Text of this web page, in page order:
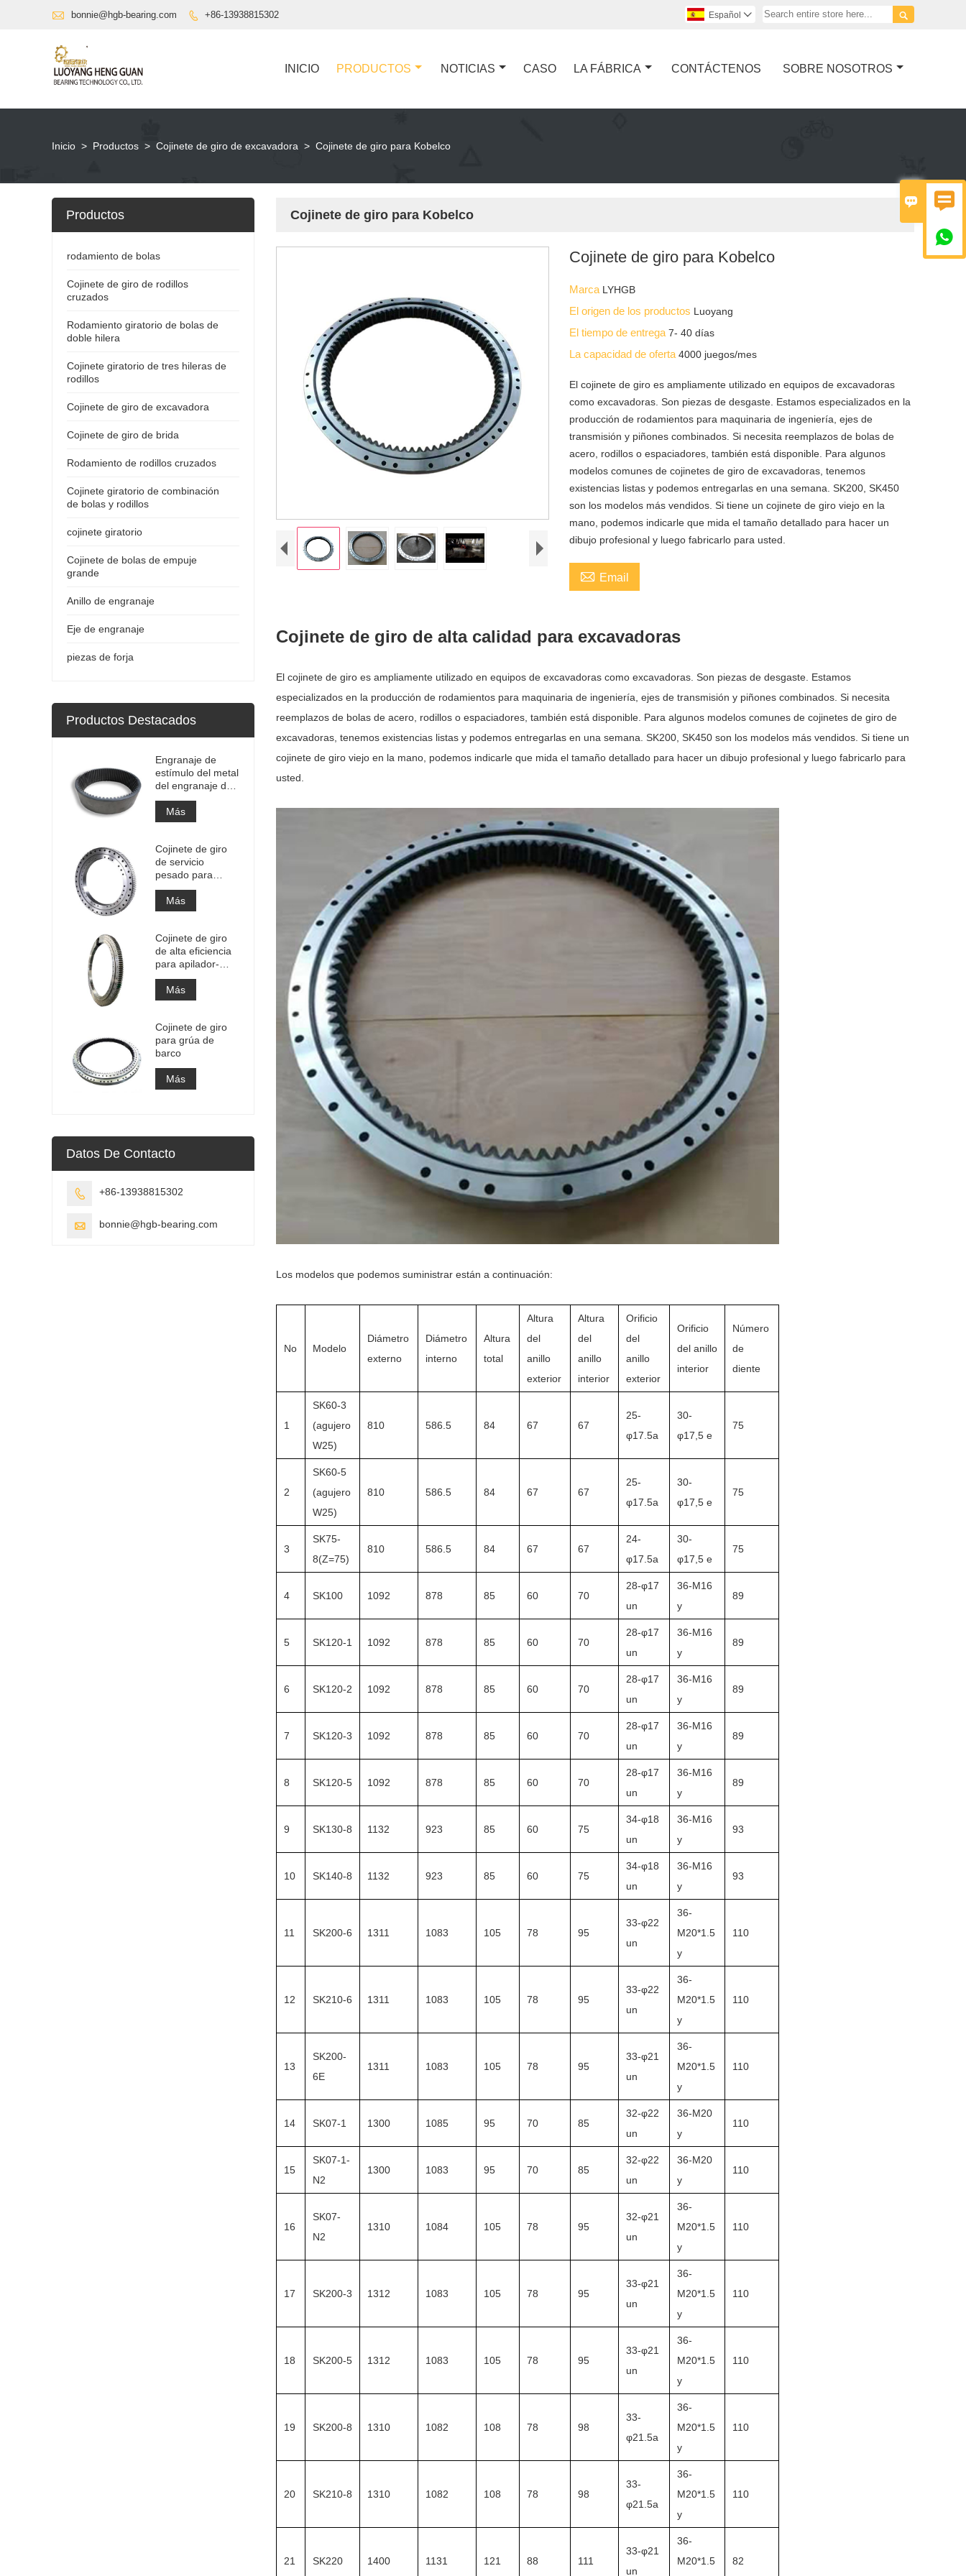
 

 bonnie@hgb-bearing.com  +86-13938815302 
Español 
INICIO PRODUCTOS NOTICIAS CASO LA FÁBRICA CONTÁCTENOS SOBRE NOSOTROS
Inicio > Productos > Cojinete de giro de excavadora > Cojinete de giro para Kobelco
Cojinete de giro para Kobelco
Cojinete de giro para Kobelco
Marca LYHGB
El origen de los productos Luoyang
El tiempo de entrega7- 40 días
La capacidad de oferta4000 juegos/mes
El cojinete de giro es ampliamente utilizado en equipos de excavadoras
como excavadoras. Son piezas de desgaste. Estamos especializados en la
producción de rodamientos para maquinaria de ingeniería, ejes de
transmisión y piñones combinados. Si necesita reemplazos de bolas de
acero, rodillos o espaciadores, también está disponible. Para algunos
modelos comunes de cojinetes de giro de excavadoras, tenemos
existencias listas y podemos entregarlas en una semana. SK200, SK450
son los modelos más vendidos. Si tiene un cojinete de giro viejo en la
mano, podemos indicarle que mida el tamaño detallado para hacer un
dibujo profesional y luego fabricarlo para usted.
 Email
Cojinete de giro de alta calidad para excavadoras
El cojinete de giro es ampliamente utilizado en equipos de excavadoras como excavadoras. Son piezas de desgaste. Estamos
especializados en la producción de rodamientos para maquinaria de ingeniería, ejes de transmisión y piñones combinados. Si necesita
reemplazos de bolas de acero, rodillos o espaciadores, también está disponible. Para algunos modelos comunes de cojinetes de giro de
excavadoras, tenemos existencias listas y podemos entregarlas en una semana. SK200, SK450 son los modelos más vendidos. Si tiene un
cojinete de giro viejo en la mano, podemos indicarle que mida el tamaño detallado para hacer un dibujo profesional y luego fabricarlo para
usted.
Los modelos que podemos suministrar están a continuación:
No Modelo
Diámetro
externo
Diámetro
interno
Altura
total
Altura
del
anillo
exterior
Altura
del
anillo
interior
Orificio
del
anillo
exterior
Orificio
del anillo
interior
Número
de
diente
1
SK60-3
(agujero
W25)
810 586.5 84 67 67
25-
φ17.5a
30-
φ17,5 e
75
2
SK60-5
(agujero
W25)
810 586.5 84 67 67
25-
φ17.5a
30-
φ17,5 e
75
3
SK75-
8(Z=75)
810 586.5 84 67 67
24-
φ17.5a
30-
φ17,5 e
75
4 SK100 1092 878 85 60 70
28-φ17
un
36-M16
y
89
5 SK120-1 1092 878 85 60 70
28-φ17
un
36-M16
y
89
6 SK120-2 1092 878 85 60 70
28-φ17
un
36-M16
y
89
7 SK120-3 1092 878 85 60 70
28-φ17
un
36-M16
y
89
8 SK120-5 1092 878 85 60 70
28-φ17
un
36-M16
y
89
9 SK130-8 1132 923 85 60 75
34-φ18
un
36-M16
y
93
10 SK140-8 1132 923 85 60 75
34-φ18
un
36-M16
y
93
11 SK200-6 1311 1083 105 78 95
33-φ22
un
36-
M20*1.5
y
110
12 SK210-6 1311 1083 105 78 95
33-φ22
un
36-
M20*1.5
y
110
13
SK200-
6E
1311 1083 105 78 95
33-φ21
un
36-
M20*1.5
y
110
14 SK07-1 1300 1085 95 70 85
32-φ22
un
36-M20
y
110
15
SK07-1-
N2
1300 1083 95 70 85
32-φ22
un
36-M20
y
110
16
SK07-
N2
1310 1084 105 78 95
32-φ21
un
36-
M20*1.5
y
110
17 SK200-3 1312 1083 105 78 95
33-φ21
un
36-
M20*1.5
y
110
18 SK200-5 1312 1083 105 78 95
33-φ21
un
36-
M20*1.5
y
110
19 SK200-8 1310 1082 108 78 98
33-
φ21.5a
36-
M20*1.5
y
110
20 SK210-8 1310 1082 108 78 98
33-
φ21.5a
36-
M20*1.5
y
110
21 SK220 1400 1131 121 88 111
33-φ21
un
36-
M20*1.5
82
Productos
rodamiento de bolas
Cojinete de giro de rodillos
cruzados
Rodamiento giratorio de bolas de
doble hilera
Cojinete giratorio de tres hileras de
rodillos
Cojinete de giro de excavadora
Cojinete de giro de brida
Rodamiento de rodillos cruzados
Cojinete giratorio de combinación
de bolas y rodillos
cojinete giratorio
Cojinete de bolas de empuje
grande
Anillo de engranaje
Eje de engranaje
piezas de forja
Productos Destacados
Engranaje de
estímulo del metal
del engranaje de
la circunferencia
del engranaje
anular interno
precisión con el
tratamiento de
nitruración
Más
Cojinete de giro
de servicio
pesado para
equipos de grúas
portuarias
Más
Cojinete de giro
de alta eficiencia
para apilador-
recuperador
Más
Cojinete de giro
para grúa de
barco
Más
Datos De Contacto
 +86-13938815302
 bonnie@hgb-bearing.com